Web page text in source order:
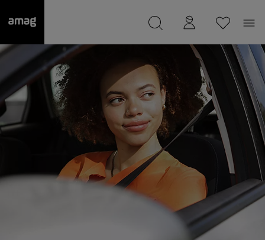
wurde als Ihre Garage gespeichert.